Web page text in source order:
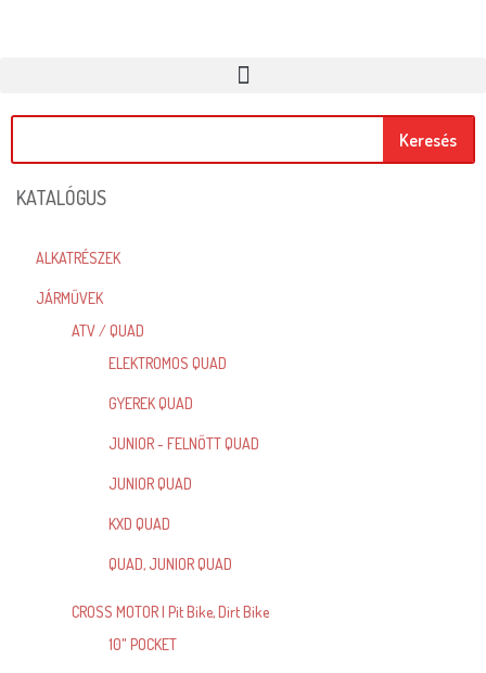
Keresés
KATALÓGUS
ALKATRÉSZEK
JÁRMŰVEK
ATV / QUAD
ELEKTROMOS QUAD
GYEREK QUAD
JUNIOR - FELNŐTT QUAD
JUNIOR QUAD
KXD QUAD
QUAD, JUNIOR QUAD
CROSS MOTOR | Pit Bike, Dirt Bike
10" POCKET